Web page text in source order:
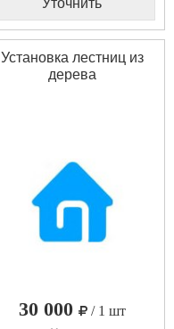
Уточнить
Установка лестниц из
дерева
30 000
/ 1 шт